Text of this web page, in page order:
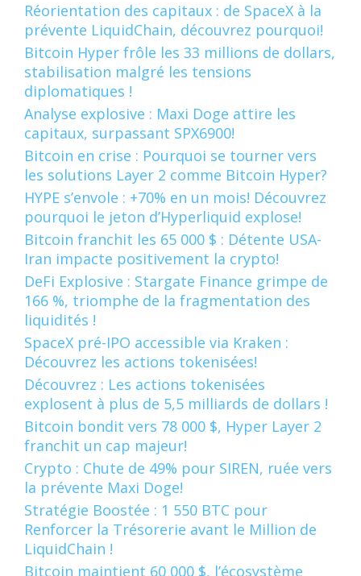
Réorientation des capitaux : de SpaceX à la
prévente LiquidChain, découvrez pourquoi!
Bitcoin Hyper frôle les 33 millions de dollars,
stabilisation malgré les tensions
diplomatiques !
Analyse explosive : Maxi Doge attire les
capitaux, surpassant SPX6900!
Bitcoin en crise : Pourquoi se tourner vers
les solutions Layer 2 comme Bitcoin Hyper?
HYPE s’envole : +70% en un mois! Découvrez
pourquoi le jeton d’Hyperliquid explose!
Bitcoin franchit les 65 000 $ : Détente USA-
Iran impacte positivement la crypto!
DeFi Explosive : Stargate Finance grimpe de
166 %, triomphe de la fragmentation des
liquidités !
SpaceX pré-IPO accessible via Kraken :
Découvrez les actions tokenisées!
Découvrez : Les actions tokenisées
explosent à plus de 5,5 milliards de dollars !
Bitcoin bondit vers 78 000 $, Hyper Layer 2
franchit un cap majeur!
Crypto : Chute de 49% pour SIREN, ruée vers
la prévente Maxi Doge!
Stratégie Boostée : 1 550 BTC pour
Renforcer la Trésorerie avant le Million de
LiquidChain !
Bitcoin maintient 60 000 $, l’écosystème